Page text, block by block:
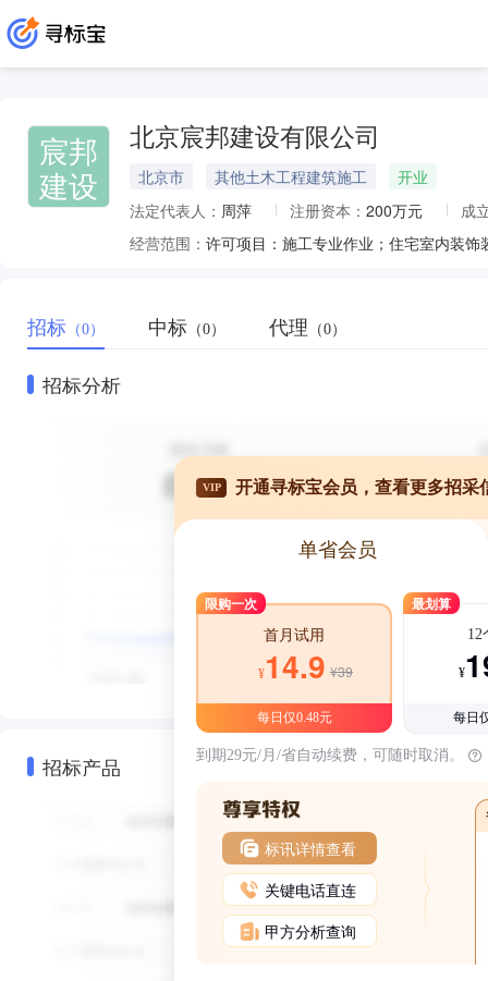
宸邦
建设
北京宸邦建设有限公司
北京市 其他土木工程建筑施工
开业
法定代表人： 周萍 注册资本： 200万元
成
经营范围：
招标 （0） 中标 （0） 代理 （0）
招标分析
招标产品
VIP 开通寻标宝会员，查看更多招采
单省会员
限购一次
首月试用
¥14.9 ¥39
每日仅0.48元
最划算
12
¥
每日
到期29元/月/省自动续费，可随时取消。
标讯详情查看
关键电话直连
甲方分析查询